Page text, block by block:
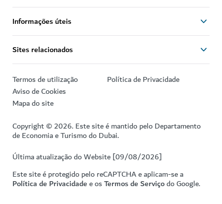
Informações úteis
Sites relacionados
Termos de utilização
Política de Privacidade
Aviso de Cookies
Mapa do site
Copyright © 2026. Este site é mantido pelo Departamento
de Economia e Turismo do Dubai.
Última atualização do Website [09/08/2026]
Este site é protegido pelo reCAPTCHA e aplicam-se a
Política de Privacidadee osTermos de Serviçodo Google.